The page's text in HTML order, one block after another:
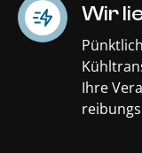
Wir
Ihre